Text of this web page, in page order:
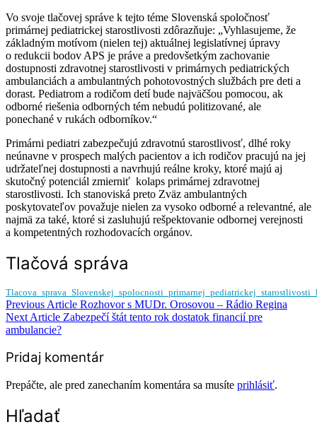
Vo svoje tlačovej správe k tejto téme Slovenská spoločnosť
primárnej pediatrickej starostlivosti zdôrazňuje: „Vyhlasujeme, že
základným motívom (nielen tej) aktuálnej legislatívnej úpravy
o redukcii bodov APS je práve a predovšetkým zachovanie
dostupnosti zdravotnej starostlivosti v primárnych pediatrických
ambulanciách a ambulantných pohotovostných službách pre deti a
dorast. Pediatrom a rodičom detí bude najväčšou pomocou, ak
odborné riešenia odborných tém nebudú politizované, ale
ponechané v rukách odborníkov.“
Primárni pediatri zabezpečujú zdravotnú starostlivosť, dlhé roky
neúnavne v prospech malých pacientov a ich rodičov pracujú na jej
udržateľnej dostupnosti a navrhujú reálne kroky, ktoré majú aj
skutočný potenciál zmierniť kolaps primárnej zdravotnej
starostlivosti. Ich stanoviská preto Zväz ambulantných
poskytovateľov považuje nielen za vysoko odborné a relevantné, ale
najmä za také, ktoré si zasluhujú rešpektovanie odbornej verejnosti
a kompetentných rozhodovacích orgánov.
Tlačová správa
Navigácia
v
článku
Previous Article Rozhovor s MUDr. Orosovou – Rádio Regina
Next Article Zabezpečí štát tento rok dostatok financií pre
ambulancie?
Pridaj komentár
Prepáčte, ale pred zanechaním komentára sa musíte prihlásiť.
Hľadať